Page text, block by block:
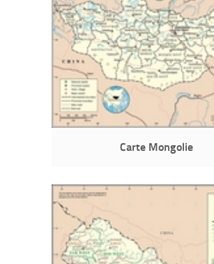
Carte Mongolie